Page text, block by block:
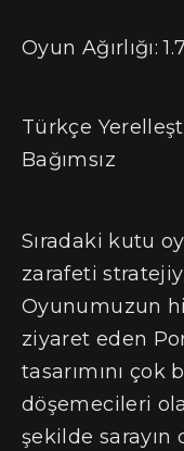
Oyun Ağırlığı:
Türkçe
Bağımsız
Sıradaki kutu
zarafeti
Oyunumuzun
ziyaret eden
tasarımını çok
döşemecileri
şekilde sarayın